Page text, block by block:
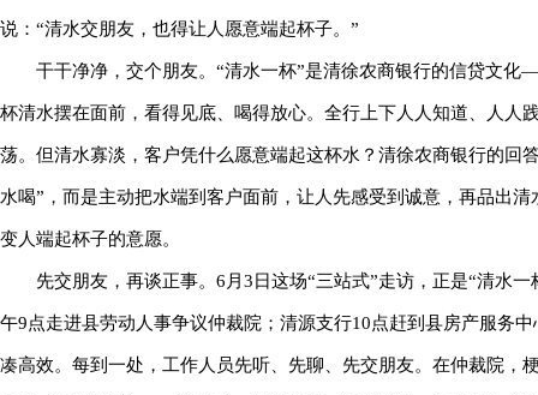
说：“清水交朋友，也得让人愿意端起杯子。”
干干净净，交个朋友。“清水一杯”是清徐农商银行的信贷文
杯清水摆在面前，看得见底、喝得放心。全行上下人人知道、人
荡。但清水寡淡，客户凭什么愿意端起这杯水？清徐农商银行的回
水喝”，而是主动把水端到客户面前，让人先感受到诚意，再品出
变人端起杯子的意愿。
先交朋友，再谈正事。6月3日这场“三站式”走访，正是“清水
午9点走进县劳动人事争议仲裁院；清源支行10点赶到县房产服务
凑高效。每到一处，工作人员先听、先聊、先交朋友。在仲裁院